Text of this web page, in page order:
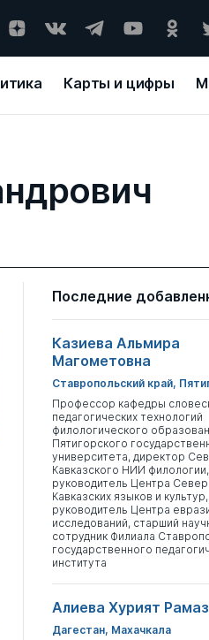
Карты и цифры
Последние
Казиева Альмира
Магометовна
Ставропольский край,
Профессор кафедры
педагогических технологий
филологического
Пятигорского
университета, директор
Кавказского НИИ филологии,
руководитель Центра
Кавказских языков и культур,
руководитель Центра
исследований, старший
сотрудник Филиала
государственного
института
Алиева Хурият
Дагестан, Махачкала